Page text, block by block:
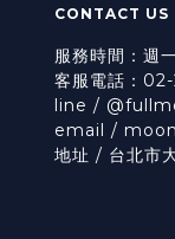
CONTACT US
服務時間：週
客服電話：
line /
email /
地址 / 台北市